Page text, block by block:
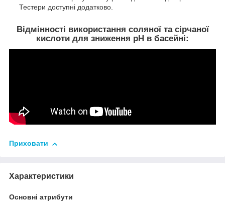
Тестери доступні додатково.
Відмінності використання соляної та сірчаної
кислоти для зниження pH в басейні:
Приховати
Характеристики
Основні атрибути